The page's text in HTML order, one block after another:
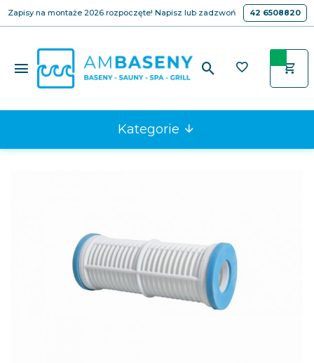
Zapisy na montaże 2026 rozpoczęte! Napisz lub zadzwoń 42 6508820
Kategorie